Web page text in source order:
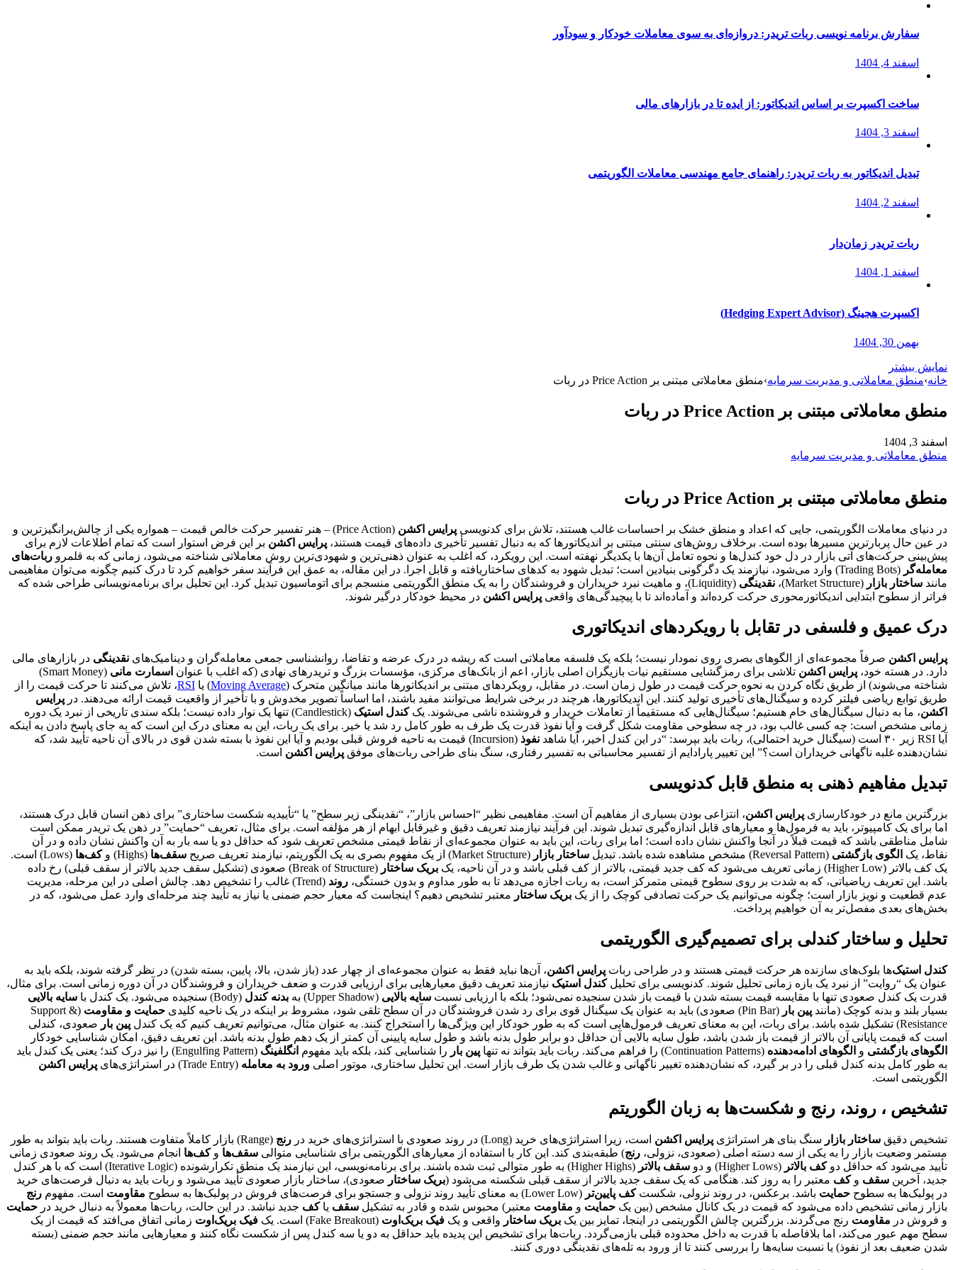
سفارش برنامه نویسی ربات تریدر: دروازه‌ای به سوی معاملات خودکار و سودآور
اسفند 4, 1404
ساخت اکسپرت بر اساس اندیکاتور: از ایده تا در بازارهای مالی
اسفند 3, 1404
تبدیل اندیکاتور به ربات تریدر: راهنمای جامع مهندسی معاملات الگوریتمی
اسفند 2, 1404
ربات تریدر زمان‌دار
اسفند 1, 1404
اکسپرت هجینگ (Hedging Expert Advisor)
بهمن 30, 1404
نمایش بیشتر
خانه›منطق معاملاتی و مدیریت سرمایه›منطق معاملاتی مبتنی بر Price Action در ربات
منطق معاملاتی مبتنی بر Price Action در ربات
اسفند 3, 1404
منطق معاملاتی و مدیریت سرمایه
منطق معاملاتی مبتنی بر Price Action در ربات
در دنیای معاملات الگوریتمی، جایی که اعداد و منطق خشک بر احساسات غالب هستند، تلاش برای کدنویسی پرایس اکشن
(Price Action) – هنر تفسیر حرکت خالص قیمت – همواره یکی از چالش‌برانگیزترین و
در عین حال پربارترین مسیرها بوده است. برخلاف روش‌های سنتی مبتنی بر اندیکاتورها که به دنبال تفسیر تأخیری داده‌های قیمت هستند، پرایس اکشن بر این فرض استوار است که تمام اطلاعات لازم برای
پیش‌بینی حرکت‌های آتی بازار در دل خود کندل‌ها و نحوه تعامل آن‌ها با یکدیگر نهفته است. این رویکرد، که اغلب به عنوان ذهنی‌ترین و شهودی‌ترین روش معاملاتی شناخته می‌شود، زمانی که به قلمرو ربات‌های
معامله‌گر
(Trading Bots) وارد می‌شود، نیازمند یک دگرگونی بنیادین است؛ تبدیل شهود به کدهای ساختاریافته و قابل اجرا. در این مقاله، به عمق این فرآیند سفر خواهیم کرد تا درک کنیم چگونه می‌توان مفاهیمی
مانند ساختار بازار (Market Structure)، نقدینگی
(Liquidity)، و ماهیت نبرد خریداران و فروشندگان را به یک منطق الگوریتمی منسجم برای اتوماسیون تبدیل کرد. این تحلیل برای برنامه‌نویسانی طراحی شده که
فراتر از سطوح ابتدایی اندیکاتورمحوری حرکت کرده‌اند و آماده‌اند تا با پیچیدگی‌های واقعی پرایس اکشن در محیط خودکار درگیر شوند.
درک عمیق و فلسفی در تقابل با رویکردهای اندیکاتوری
پرایس اکشن صرفاً مجموعه‌ای از الگوهای بصری روی نمودار نیست؛ بلکه یک فلسفه معاملاتی است که ریشه در درک عرضه و تقاضا، روانشناسی جمعی معامله‌گران و دینامیک‌های نقدینگی در بازارهای مالی
دارد. در هسته خود، پرایس اکشن تلاشی برای رمزگشایی مستقیم نیات بازیگران اصلی بازار، اعم از بانک‌های مرکزی، مؤسسات بزرگ و تریدرهای نهادی (که اغلب با عنوان اسمارت مانی
(Smart Money)
شناخته می‌شوند) از طریق نگاه کردن به نحوه حرکت قیمت در طول زمان است. در مقابل، رویکردهای مبتنی بر اندیکاتورها مانند میانگین متحرک (Moving Average) یا RSI، تلاش می‌کنند تا حرکت قیمت را از
طریق توابع ریاضی فیلتر کرده و سیگنال‌های تأخیری تولید کنند. این اندیکاتورها، هرچند در برخی شرایط می‌توانند مفید باشند، اما اساساً تصویر مخدوش و با تأخیر از واقعیت قیمت ارائه می‌دهند. در پرایس
اکشن، ما به دنبال سیگنال‌های خام هستیم؛ سیگنال‌هایی که مستقیماً از تعاملات خریدار و فروشنده ناشی می‌شوند. یککندل استیک
(Candlestick) تنها یک نوار داده نیست؛ بلکه سندی تاریخی از نبرد یک دوره
زمانی مشخص است: چه کسی غالب بود، در چه سطوحی مقاومت شکل گرفت و آیا نفوذ قدرت یک طرف به طور کامل رد شد یا خیر. برای یک ربات، این به معنای درک این است که به جای پاسخ دادن به اینکه
آیا RSI زیر ۳۰ است (سیگنال خرید احتمالی)، ربات باید بپرسد: “در این کندل اخیر، آیا شاهد
نفوذ
(Incursion) قیمت به ناحیه فروش قبلی بودیم و آیا این نفوذ با بسته شدن قوی در بالای آن ناحیه تأیید شد، که
نشان‌دهنده غلبه ناگهانی خریداران است؟” این تغییر پارادایم از تفسیر محاسباتی به تفسیر رفتاری، سنگ بنای طراحی ربات‌های موفق پرایس اکشن است.
تبدیل مفاهیم ذهنی به منطق قابل کدنویسی
بزرگترین مانع در خودکارسازی پرایس اکشن، انتزاعی بودن بسیاری از مفاهیم آن است. مفاهیمی نظیر “احساس بازار”، “نقدینگی زیر سطح” یا “تأییدیه شکست ساختاری” برای ذهن انسان قابل درک هستند،
اما برای یک کامپیوتر، باید به فرمول‌ها و معیارهای قابل اندازه‌گیری تبدیل شوند. این فرآیند نیازمند تعریف دقیق و غیرقابل ابهام از هر مؤلفه است. برای مثال، تعریف “حمایت” در ذهن یک تریدر ممکن است
شامل مناطقی باشد که قیمت قبلاً در آنجا واکنش نشان داده است؛ اما برای ربات، این باید به عنوان مجموعه‌ای از نقاط قیمتی مشخص تعریف شود که حداقل دو یا سه بار به آن واکنش نشان داده و در آن
نقاط، یک الگوی بازگشتی (Reversal Pattern) مشخص مشاهده شده باشد. تبدیل ساختار بازار (Market Structure) از یک مفهوم بصری به یک الگوریتم، نیازمند تعریف صریح سقف‌ها (Highs) و کف‌ها
(Lows) است.
یک کف بالاتر (Higher Low) زمانی تعریف می‌شود که کف جدید قیمتی، بالاتر از کف قبلی باشد و در آن ناحیه، یک
بریک ساختار
(Break of Structure) صعودی (تشکیل سقف جدید بالاتر از سقف قبلی) رخ داده
باشد. این تعریف ریاضیاتی، که به شدت بر روی سطوح قیمتی متمرکز است، به ربات اجازه می‌دهد تا به طور مداوم و بدون خستگی، روند
(Trend) غالب را تشخیص دهد. چالش اصلی در این مرحله، مدیریت
عدم قطعیت و نویز بازار است؛ چگونه می‌توانیم یک حرکت تصادفی کوچک را از یک بریک ساختار معتبر تشخیص دهیم؟ اینجاست که معیار حجم ضمنی یا نیاز به تأیید چند مرحله‌ای وارد عمل می‌شود، که در
بخش‌های بعدی مفصل‌تر به آن خواهیم پرداخت.
تحلیل و ساختار کندلی برای تصمیم‌گیری الگوریتمی
کندل استیک‌ها بلوک‌های سازنده هر حرکت قیمتی هستند و در طراحی ربات پرایس اکشن، آن‌ها نباید فقط به عنوان مجموعه‌ای از چهار عدد (باز شدن، بالا، پایین، بسته شدن) در نظر گرفته شوند، بلکه باید به
عنوان یک “روایت” از نبرد یک بازه زمانی تحلیل شوند. کدنویسی برای تحلیلکندل استیک نیازمند تعریف دقیق معیارهایی برای ارزیابی قدرت و ضعف خریداران و فروشندگان در آن دوره زمانی است. برای مثال،
قدرت یک کندل صعودی تنها با مقایسه قیمت بسته شدن با قیمت باز شدن سنجیده نمی‌شود؛ بلکه با ارزیابی نسبت سایه بالایی (Upper Shadow) به بدنه کندل (Body) سنجیده می‌شود. یک کندل با
سایه بالایی
بسیار بلند و بدنه کوچک (مانند پین بار (Pin Bar) صعودی) باید به عنوان یک سیگنال قوی برای رد شدن فروشندگان در آن سطح تلقی شود، مشروط بر اینکه در یک ناحیه کلیدی حمایت و مقاومت (Support &
Resistance) تشکیل شده باشد. برای ربات، این به معنای تعریف فرمول‌هایی است که به طور خودکار این ویژگی‌ها را استخراج کنند. به عنوان مثال، می‌توانیم تعریف کنیم که یک کندل
پین بار صعودی، کندلی
است که قیمت پایانی آن بالاتر از قیمت باز شدن باشد، طول سایه بالایی آن حداقل دو برابر طول بدنه باشد و طول سایه پایینی آن کمتر از یک دهم طول بدنه باشد. این تعریف دقیق، امکان شناسایی خودکار
الگوهای بازگشتی و الگوهای ادامه‌دهنده (Continuation Patterns) را فراهم می‌کند. ربات باید بتواند نه تنها پین بار را شناسایی کند، بلکه باید مفهوم انگلفینگ
(Engulfing Pattern) را نیز درک کند؛ یعنی یک کندل باید
به طور کامل بدنه کندل قبلی را در بر گیرد، که نشان‌دهنده تغییر ناگهانی و غالب شدن یک طرف بازار است. این تحلیل ساختاری، موتور اصلی ورود به معامله (Trade Entry) در استراتژی‌های
پرایس اکشن
الگوریتمی است.
تشخیص ، روند، رنج و شکست‌ها به زبان الگوریتم
تشخیص دقیق ساختار بازار سنگ بنای هر استراتژی پرایس اکشن است، زیرا استراتژی‌های خرید (Long) در روند صعودی با استراتژی‌های خرید در رنج
(Range) بازار کاملاً متفاوت هستند. ربات باید بتواند به طور
مستمر وضعیت بازار را به یکی از سه دسته اصلی (صعودی، نزولی، رنج) طبقه‌بندی کند. این کار با استفاده از معیارهای الگوریتمی برای شناسایی متوالی سقف‌ها وکف‌ها انجام می‌شود. یک روند صعودی زمانی
تأیید می‌شود که حداقل دوکف بالاتر (Higher Lows) و دو سقف بالاتر
(Higher Highs) به طور متوالی ثبت شده باشند. برای برنامه‌نویسی، این نیازمند یک منطق تکرارشونده (Iterative Logic) است که با هر کندل
جدید، آخرین سقف وکف معتبر را به روز کند. هنگامی که یک سقف جدید بالاتر از سقف قبلی شکسته می‌شود (بریک ساختار صعودی)، ساختار بازار صعودی تأیید می‌شود و ربات باید به دنبال فرصت‌های خرید
در پولبک‌ها به سطوح حمایت باشد. برعکس، در روند نزولی، شکستکف پایین‌تر (Lower Low) به معنای تأیید روند نزولی و جستجو برای فرصت‌های فروش در پولبک‌ها به سطوح مقاومت است. مفهوم رنج
بازار زمانی تشخیص داده می‌شود که قیمت در یک کانال مشخص (بین یک حمایت و مقاومت معتبر) محبوس شده و قادر به تشکیل سقف یاکف جدید نباشد. در این حالت، ربات‌ها معمولاً به دنبال خرید در حمایت
و فروش در مقاومت رنج می‌گردند. بزرگترین چالش الگوریتمی در اینجا، تمایز بین یک بریک ساختار واقعی و یک فیک بریک‌اوت (Fake Breakout) است. یک فیک بریک‌اوت زمانی اتفاق می‌افتد که قیمت از یک
سطح مهم عبور می‌کند، اما بلافاصله با قدرت به داخل محدوده قبلی بازمی‌گردد. ربات‌ها برای تشخیص این پدیده باید حداقل به دو یا سه کندل پس از شکست نگاه کنند و معیارهایی مانند حجم ضمنی (بسته
شدن ضعیف بعد از نفوذ) یا نسبت سایه‌ها را بررسی کنند تا از ورود به تله‌های نقدینگی دوری کنند.